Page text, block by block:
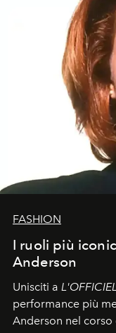
FASHION
I ruoli più
Anderson
Unisciti a L'OFFICIEL
performance più
Anderson nel corso